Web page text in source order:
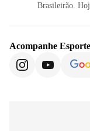
Brasileirão.
Acompanhe